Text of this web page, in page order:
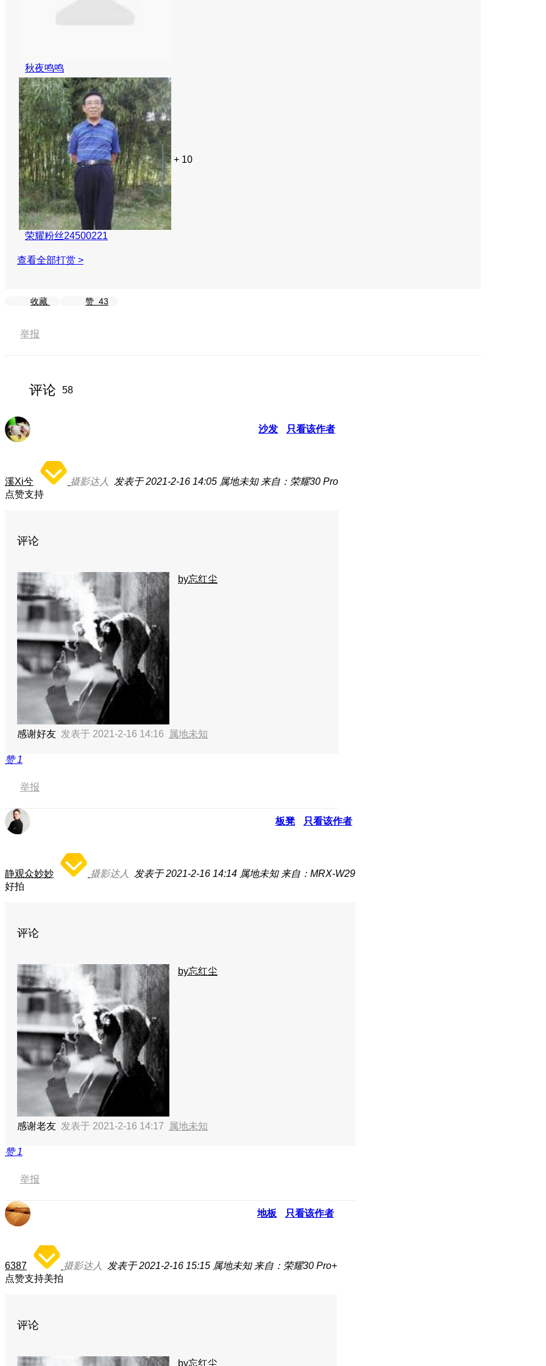
秋夜鸣鸣
荣耀粉丝24500221
+ 10
查看全部打赏 >
收藏 赞 43
举报
评论 58
沙发 只看该作者
溪Xi兮 摄影达人 发表于 2021-2-16 14:05 属地未知 来自：荣耀30 Pro
点赞支持
评论
by忘红尘
感谢好友 发表于 2021-2-16 14:16 属地未知
赞1
举报
板凳 只看该作者
静观众妙妙 摄影达人 发表于 2021-2-16 14:14 属地未知 来自：MRX-W29
好拍
评论
by忘红尘
感谢老友 发表于 2021-2-16 14:17 属地未知
赞1
举报
地板 只看该作者
6387 摄影达人 发表于 2021-2-16 15:15 属地未知 来自：荣耀30 Pro+
点赞支持美拍
评论
by忘红尘